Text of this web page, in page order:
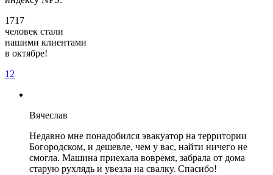
1717
человек стали
нашими клиентами
в октябре!
12
Вячеслав
Недавно мне понадобился эвакуатор на территории
Богородском, и дешевле, чем у вас, найти ничего не
смогла. Машина приехала вовремя, забрала от дома
старую рухлядь и увезла на свалку. Спасибо!